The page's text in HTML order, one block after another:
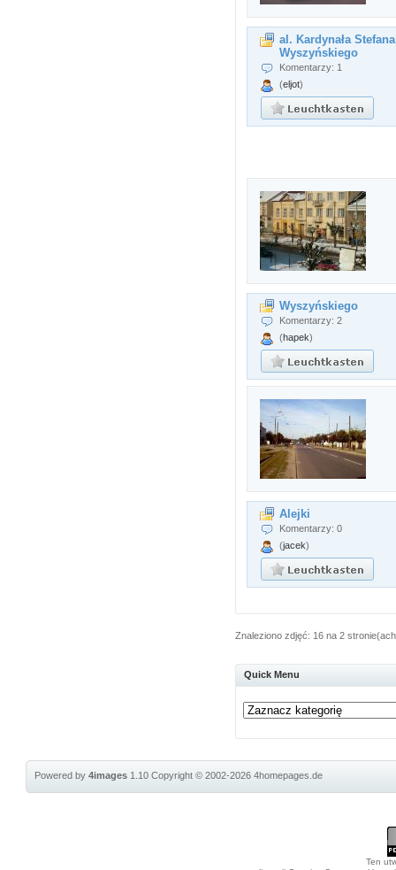
al. Kardynała Stefana
Wyszyńskiego
Komentarzy: 1
(eljot)
Wyszyńskiego
Komentarzy: 2
(hapek)
Alejki
Komentarzy: 0
(jacek)
Znaleziono zdjęć: 16 na 2
Quick Menu
Powered by4images 1.10Copyright © 2002-20264homepages.de
Ten